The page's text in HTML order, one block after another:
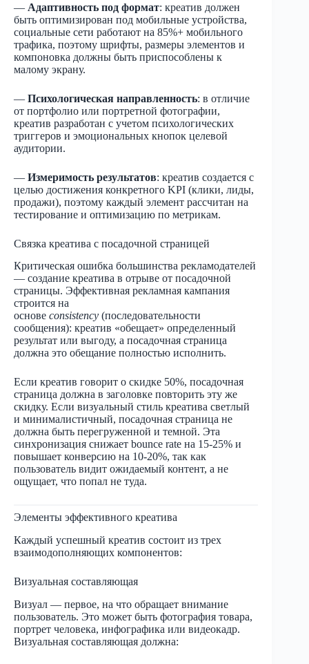
— Адаптивность под формат: креатив должен
быть оптимизирован под мобильные устройства,
социальные сети работают на 85%+ мобильного
трафика, поэтому шрифты, размеры элементов и
компоновка должны быть приспособлены к
малому экрану.
— Психологическая направленность: в отличие
от портфолио или портретной фотографии,
креатив разработан с учетом психологических
триггеров и эмоциональных кнопок целевой
аудитории.
— Измеримость результатов: креатив создается с
целью достижения конкретного KPI (клики, лиды,
продажи), поэтому каждый элемент рассчитан на
тестирование и оптимизацию по метрикам.
Связка креатива с посадочной страницей
Критическая ошибка большинства рекламодателей
— создание креатива в отрыве от посадочной
страницы. Эффективная рекламная кампания
строится на
основе consistency (последовательности
сообщения): креатив «обещает» определенный
результат или выгоду, а посадочная страница
должна это обещание полностью исполнить.
Если креатив говорит о скидке 50%, посадочная
страница должна в заголовке повторить эту же
скидку. Если визуальный стиль креатива светлый
и минималистичный, посадочная страница не
должна быть перегруженной и темной. Эта
синхронизация снижает bounce rate на 15-25% и
повышает конверсию на 10-20%, так как
пользователь видит ожидаемый контент, а не
ощущает, что попал не туда.
Элементы эффективного креатива
Каждый успешный креатив состоит из трех
взаимодополняющих компонентов:
Визуальная составляющая
Визуал — первое, на что обращает внимание
пользователь. Это может быть фотография товара,
портрет человека, инфографика или видеокадр.
Визуальная составляющая должна: